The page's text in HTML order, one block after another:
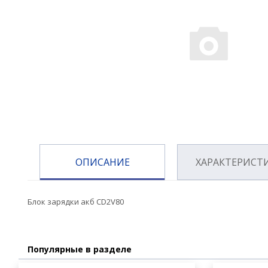
ОПИСАНИЕ
Блок зарядки акб CD2V80
Популярные в разделе